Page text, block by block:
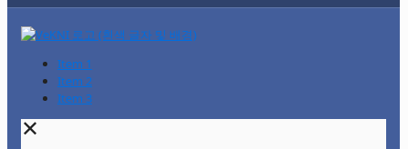
Item 1
Item 2
Item 3
✕